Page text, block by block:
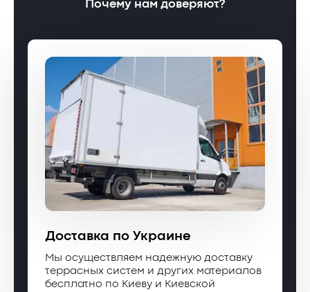
Почему нам доверяют?
Доставка по Украине
Мы осуществляем надежную доставку
террасных систем и других материалов
бесплатно по Киеву и Киевской